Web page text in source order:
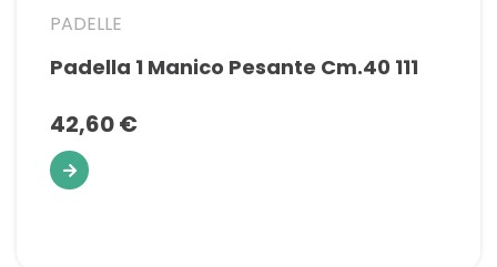
PADELLE
Padella 1 Manico Pesante Cm.40 111
42,60 €